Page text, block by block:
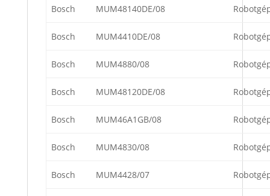
Bosch MUM48140DE/08
Bosch MUM4410DE/08
Bosch MUM4880/08
Bosch MUM48120DE/08
Bosch MUM46A1GB/08
Bosch MUM4830/08
Bosch MUM4428/07